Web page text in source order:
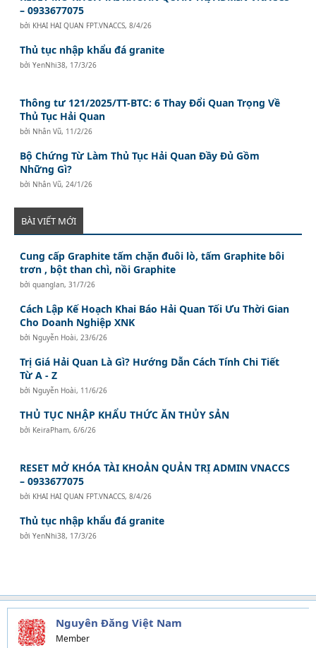
– 0933677075
bởi KHAI HAI QUAN FPT.VNACCS,8/4/26
Thủ tục nhập khẩu đá granite
bởiYenNhi38, 17/3/26
Thông tư 121/2025/TT-BTC: 6 Thay Đổi Quan Trọng Về
Thủ Tục Hải Quan
bởi Nhân Vũ, 11/2/26
Bộ Chứng Từ Làm Thủ Tục Hải Quan Đầy Đủ Gồm
Những Gì?
bởi Nhân Vũ,24/1/26
BÀI VIẾT MỚI
Cung cấp Graphite tấm chặn đuôi lò, tấm Graphite bôi
trơn , bột than chì, nồi Graphite
bởiquanglan,31/7/26
Cách Lập Kế Hoạch Khai Báo Hải Quan Tối Ưu Thời Gian
Cho Doanh Nghiệp XNK
bởi Nguyễn Hoài,23/6/26
Trị Giá Hải Quan Là Gì? Hướng Dẫn Cách Tính Chi Tiết
Từ A - Z
bởi Nguyễn Hoài, 11/6/26
THỦ TỤC NHẬP KHẨU THỨC ĂN THỦY SẢN
bởi KeiraPham,6/6/26
RESET MỞ KHÓA TÀI KHOẢN QUẢN TRỊ ADMIN VNACCS
– 0933677075
bởi KHAI HAI QUAN FPT.VNACCS,8/4/26
Thủ tục nhập khẩu đá granite
bởiYenNhi38, 17/3/26
Nguyên Đăng Việt Nam
Member